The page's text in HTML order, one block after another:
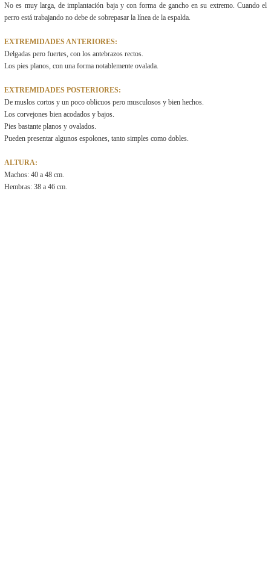
No es muy larga, de implantación baja y con forma de gancho en su extremo. Cuando el
perro está trabajando no debe de sobrepasar la línea de la espalda.
EXTREMIDADES ANTERIORES:
Delgadas pero fuertes, con los antebrazos rectos.
Los pies planos, con una forma notablemente ovalada.
EXTREMIDADES POSTERIORES:
De muslos cortos y un poco oblicuos pero musculosos y bien hechos.
Los corvejones bien acodados y bajos.
Pies bastante planos y ovalados.
Pueden presentar algunos espolones, tanto simples como dobles.
ALTURA:
Machos: 40 a 48 cm.
Hembras: 38 a 46 cm.